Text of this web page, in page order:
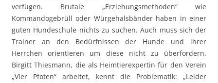
verfügen. Brutale „Erziehungsmethoden“ wie
Kommandogebrüll oder Würgehalsbänder haben in einer
guten Hundeschule nichts zu suchen. Auch muss sich der
Trainer an den Bedürfnissen der Hunde und ihrer
Herrchen orientieren um diese nicht zu überfordern.
Birgitt Thiesmann, die als Heimtierexpertin für den Verein
„Vier Pfoten“ arbeitet, kennt die Problematik: „Leider